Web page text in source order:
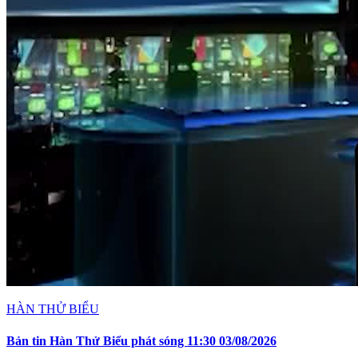
HÀN THỬ BIỂU
Bản tin Hàn Thử Biểu phát sóng 11:30 03/08/2026